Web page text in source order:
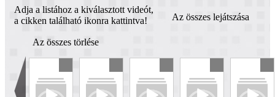
Adja a listához a kiválasztott videót,
a cikken található ikonra kattintva!
Az összes lejátszása
Az összes törlése